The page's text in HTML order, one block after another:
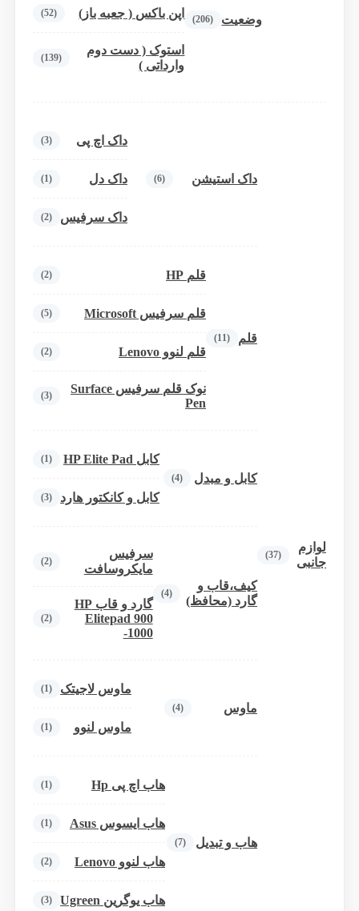
وضعیت (206) اپن باکس ( جعبه باز) (52)
استوک ( دست دوم
وارداتی )
(139)
لوازم
جانبی
(37)
داک استیشن (6)
داک اچ پی (3)
داک دل (1)
داک سرفیس (2)
قلم (11)
قلم HP (2)
قلم سرفیس Microsoft (5)
قلم لنوو Lenovo (2)
نوک قلم سرفیس Surface
Pen
(3)
کابل و مبدل (4)
کابل HP Elite Pad (1)
کابل و کانکتور هارد (3)
کیف،قاب و
گارد (محافظ)
(4)
سرفیس
مایکروسافت
(2)
گارد و قاب HP
Elitepad 900
-1000
(2)
ماوس (4)
ماوس لاجیتک (1)
ماوس لنوو (1)
هاب و تبدیل (7)
هاب اچ پی Hp (1)
هاب ایسوس Asus (1)
هاب لنوو Lenovo (2)
هاب یوگرین Ugreen (3)